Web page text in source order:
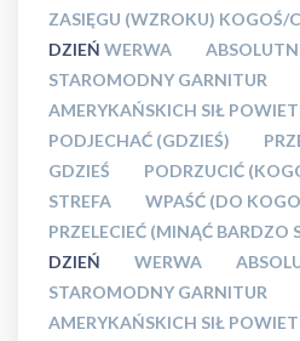
ZASIĘGU (WZROKU) KOGOŚ/
DZIEŃ WERWA
STAROMODNY GARNITUR
AMERYKAŃSKICH SIŁ
PODJECHAĆ (GDZIEŚ)
GDZIEŚ
PODRZUCIĆ
STREFA
WPAŚĆ (DO
PRZELECIEĆ (MINĄĆ BARDZO
DZIEŃ
WERWA
STAROMODNY GARNITUR
AMERYKAŃSKICH SIŁ